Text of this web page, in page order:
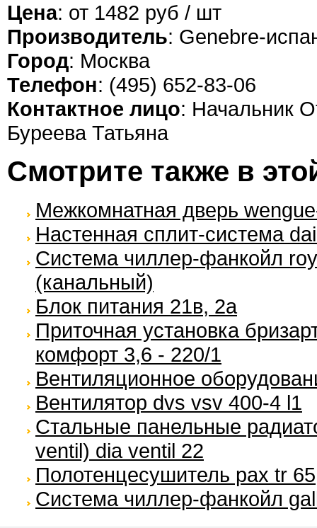
Цена: от 1482 руб / шт
Производитель: Genebre-
Город: Москва
Телефон: (495) 652-83-06
Контактное лицо: Начальник
Буреева Татьяна
Смотрите также в
Межкомнатная дверь
Настенная сплит-система
Система чиллер-фанкойл
(канальный)
Блок питания 21в, 2а
Приточная установка
комфорт 3,6 - 220/1
Вентиляционное
Вентилятор dvs vsv 400-4 l1
Стальные панельные
ventil) dia ventil 22
Полотенцесушитель pax tr 65
Система чиллер-фанкойл